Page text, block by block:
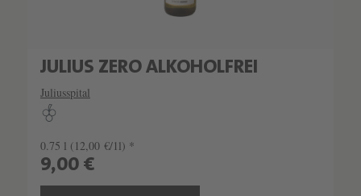
JULIUS ZERO ALKOHOLFREI
Juliusspital
0.75 l (12,00 €/1l) *
9,00 €